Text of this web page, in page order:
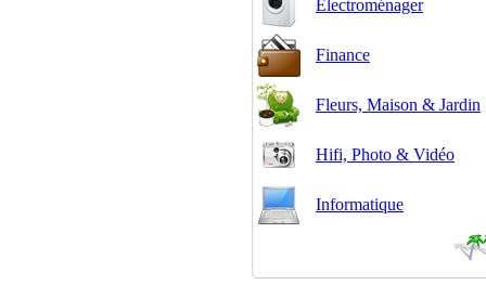
Electroménager
Finance
Fleurs, Maison & Jardin
Hifi, Photo & Vidéo
Informatique